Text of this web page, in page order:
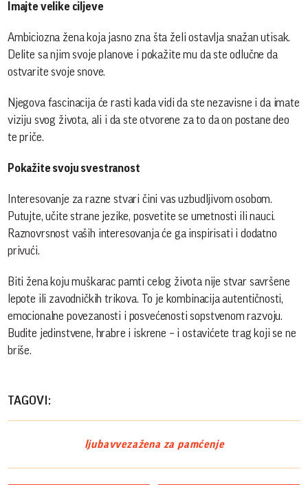
Imajte velike ciljeve
Ambiciozna žena koja jasno zna šta želi ostavlja snažan utisak.
Delite sa njim svoje planove i pokažite mu da ste odlučne da
ostvarite svoje snove.
Njegova fascinacija će rasti kada vidi da ste nezavisne i da imate
viziju svog života, ali i da ste otvorene za to da on postane deo
te priče.
Pokažite svoju svestranost
Interesovanje za razne stvari čini vas uzbudljivom osobom.
Putujte, učite strane jezike, posvetite se umetnosti ili nauci.
Raznovrsnost vaših interesovanja će ga inspirisati i dodatno
privući.
Biti žena koju muškarac pamti celog života nije stvar savršene
lepote ili zavodničkih trikova. To je kombinacija autentičnosti,
emocionalne povezanosti i posvećenosti sopstvenom razvoju.
Budite jedinstvene, hrabre i iskrene – i ostavićete trag koji se ne
briše.
TAGOVI:
ljubavvezažena za pamćenje